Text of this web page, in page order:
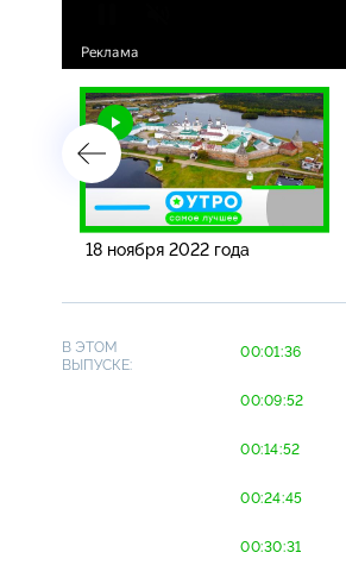
18 ноября 2022 года
В ЭТОМ
ВЫПУСКЕ:
00:01:36
00:09:52
00:14:52
00:24:45
00:30:31